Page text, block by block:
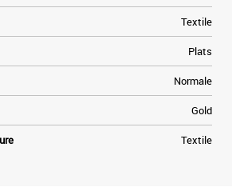
Textile
Plats
Normale
Gold
Textile